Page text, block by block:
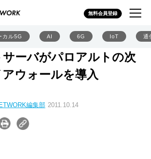
無料会員登録
カル5G AI 6G IoT 通
ーバがパロアルトの次
ウォールを導入
編集部 2011.10.14